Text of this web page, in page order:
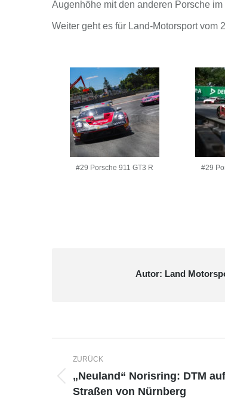
Augenhöhe mit den anderen Porsche
Weiter geht es für Land-Motorsport vom
#29 Porsche 911 GT3 R #29
Autor: Land
ZURÜCK
Vorheriger
Beitrag:
„Neuland“ Norisring: DTM
Straßen von Nürnberg